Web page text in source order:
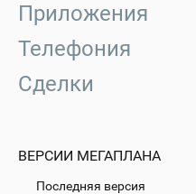
Приложения
Телефония
Сделки
ВЕРСИИ МЕГАПЛАНА
Последняя версия